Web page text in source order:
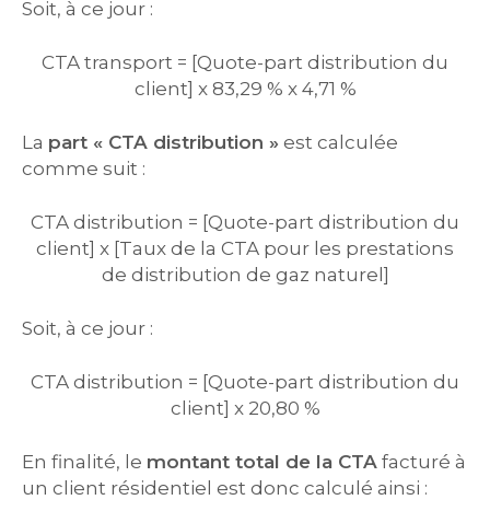
Soit, à ce jour :
CTA transport = [Quote-part distribution du
client] x 83,29 % x 4,71 %
La part « CTA distribution » est calculée
comme suit :
CTA distribution = [Quote-part distribution du
client] x [Taux de la CTA pour les prestations
de distribution de gaz naturel]
Soit, à ce jour :
CTA distribution = [Quote-part distribution du
client] x 20,80 %
En finalité, le montant total de la CTA facturé à
un client résidentiel est donc calculé ainsi :